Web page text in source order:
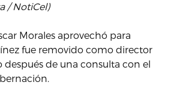
/ NotiCel)
Morales aprovechó para
fue removido como director
después de una consulta con el